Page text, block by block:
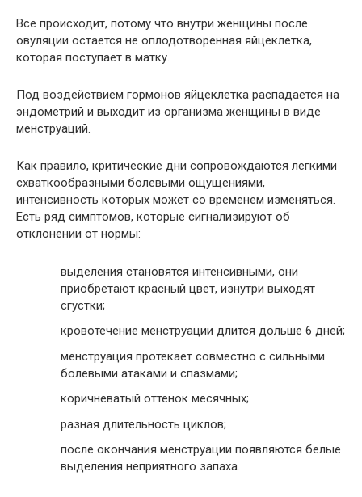
Все происходит, потому что внутри женщины после
овуляции остается не оплодотворенная яйцеклетка,
которая поступает в матку.
Под воздействием гормонов яйцеклетка распадается на
эндометрий и выходит из организма женщины в виде
менструаций.
Как правило, критические дни сопровождаются легкими
схваткообразными болевыми ощущениями,
интенсивность которых может со временем изменяться.
Есть ряд симптомов, которые сигнализируют об
отклонении от нормы:
выделения становятся интенсивными, они
приобретают красный цвет, изнутри выходят
сгустки;
кровотечение менструации длится дольше 6 дней;
менструация протекает совместно с сильными
болевыми атаками и спазмами;
коричневатый оттенок месячных;
разная длительность циклов;
после окончания менструации появляются белые
выделения неприятного запаха.